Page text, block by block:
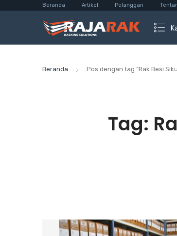
Beranda Artikel Pelanggan
Beranda Pos dengan tag “Rak Besi
Tag: